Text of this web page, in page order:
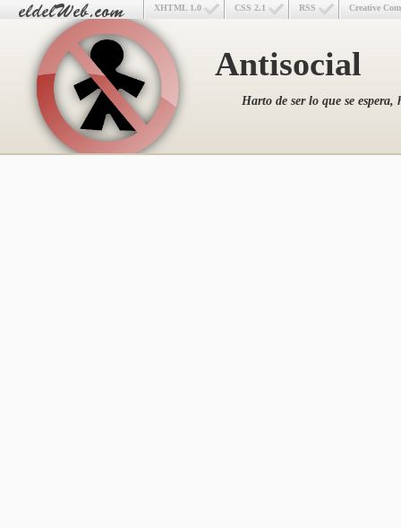
Creative
RSS
CSS 2.1
XHTML 1.0
Antisocial
Harto de ser lo que se